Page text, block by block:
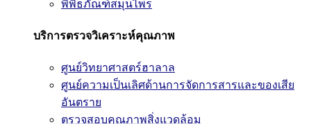
พิพิธภัณฑ์สมุนไพร
บริการตรวจวิเคราะห์คุณภาพ
ศูนย์วิทยาศาสตร์ฮาลาล
ศูนย์ความเป็นเลิศด้านการจัดการสารและของเสีย
อันตราย
ตรวจสอบคุณภาพสิ่งแวดล้อม